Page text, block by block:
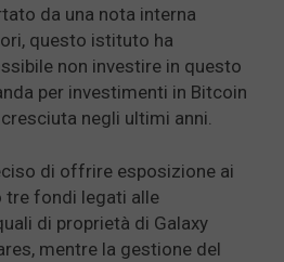
da una nota interna
questo istituto ha
non investire in questo
per investimenti in Bitcoin
negli ultimi anni.
di offrire esposizione ai
fondi legati alle
di proprietà di Galaxy
mentre la gestione del